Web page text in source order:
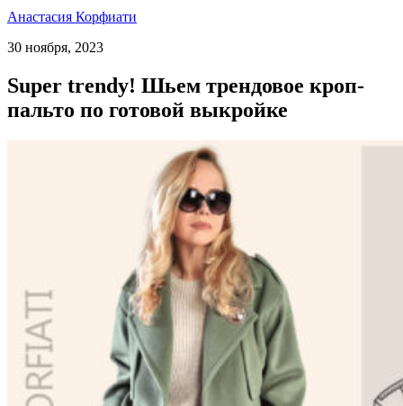
Анастасия Корфиати
30 ноября, 2023
Super trendy! Шьем трендовое кроп-
пальто по готовой выкройке